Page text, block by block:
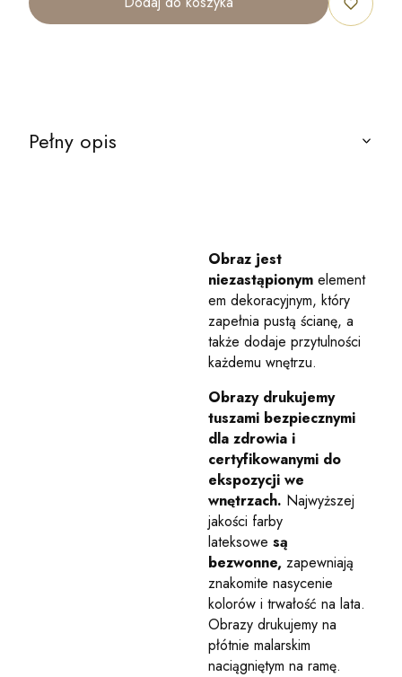
Pełny opis
Obraz jest
niezastąpionym element
em dekoracyjnym, który
zapełnia pustą ścianę, a
także dodaje przytulności
każdemu wnętrzu.
Obrazy drukujemy
tuszami bezpiecznymi
dla zdrowia i
certyfikowanymi do
ekspozycji we
wnętrzach. Najwyższej
jakości farby
lateksowe są
bezwonne, zapewniają
znakomite nasycenie
kolorów i trwałość na lata.
Obrazy drukujemy na
płótnie malarskim
naciągniętym na ramę.